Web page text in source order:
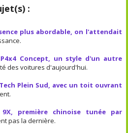
:
plus abordable, on l'attendait
Concept, un style d'un autre
des voitures d'aujourd'hui.
Plein Sud, avec un toit ouvrant
première chinoise tunée par
pas la dernière.